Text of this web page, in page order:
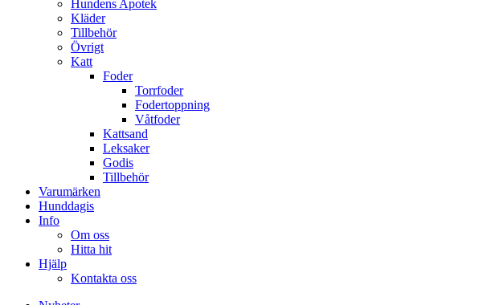
Hundens Apotek
Kläder
Tillbehör
Övrigt
Katt
Foder
Torrfoder
Fodertoppning
Våtfoder
Kattsand
Leksaker
Godis
Tillbehör
Varumärken
Hunddagis
Info
Om oss
Hitta hit
Hjälp
Kontakta oss